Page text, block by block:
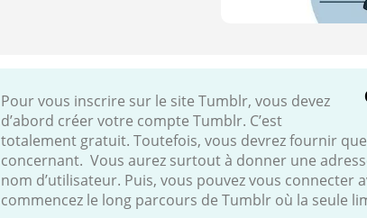
Pour vous inscrire sur le site Tumblr, vous devez
d’abord créer votre compte Tumblr. C’est
totalement gratuit. Toutefois, vous devrez fournir
concernant. Vous aurez surtout à donner une
nom d’utilisateur. Puis, vous pouvez vous connecter
commencez le long parcours de Tumblr où la seule